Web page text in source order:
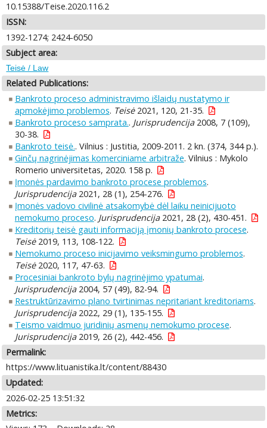
10.15388/Teise.2020.116.2
ISSN:
1392-1274; 2424-6050
Subject area:
Teisė / Law
Related Publications:
Bankroto proceso administravimo išlaidų nustatymo ir
apmokėjimo problemos. Teisė2021, 120, 21-35.
Bankroto proceso samprata.. Jurisprudencija2008, 7 (109),
30-38.
Bankroto teisė.. Vilnius : Justitia, 2009-2011. 2 kn. (374, 344 p.).
Ginčų nagrinėjimas komerciniame arbitraže. Vilnius : Mykolo
Romerio universitetas, 2020. 158 p.
Įmonės pardavimo bankroto procese problemos.
Jurisprudencija2021, 28 (1), 254-276.
Įmonės vadovo civilinė atsakomybė dėl laiku neinicijuoto
nemokumo proceso. Jurisprudencija2021, 28 (2), 430-451.
Kreditorių teisė gauti informaciją įmonių bankroto procese.
Teisė2019, 113, 108-122.
Nemokumo proceso inicijavimo veiksmingumo problemos.
Teisė2020, 117, 47-63.
Procesiniai bankroto bylų nagrinėjimo ypatumai.
Jurisprudencija2004, 57 (49), 82-94.
Restruktūrizavimo plano tvirtinimas nepritariant kreditoriams.
Jurisprudencija2022, 29 (1), 135-155.
Teismo vaidmuo juridinių asmenų nemokumo procese.
Jurisprudencija2019, 26 (2), 442-456.
Permalink:
https://www.lituanistika.lt/content/88430
Updated:
2026-02-25 13:51:32
Metrics: